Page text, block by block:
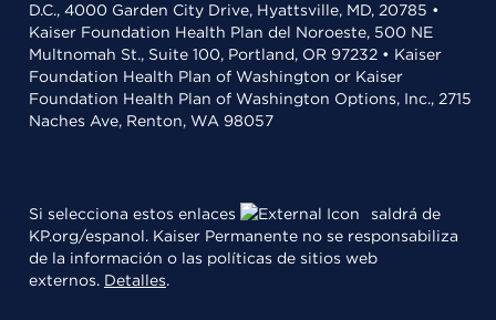
D.C., 4000 Garden City Drive, Hyattsville, MD, 20785 •
Kaiser Foundation Health Plan del Noroeste, 500 NE
Multnomah St., Suite 100, Portland, OR 97232 • Kaiser
Foundation Health Plan of Washington or Kaiser
Foundation Health Plan of Washington Options, Inc., 2715
Naches Ave, Renton, WA 98057
Si selecciona estos enlaces
saldrá de
KP.org/espanol. Kaiser Permanente no se responsabiliza
de la información o las políticas de sitios web
externos. Detalles.